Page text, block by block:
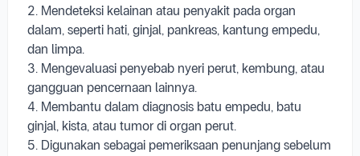
2. Mendeteksi kelainan atau penyakit pada organ
dalam, seperti hati, ginjal, pankreas, kantung empedu,
dan limpa.
3. Mengevaluasi penyebab nyeri perut, kembung, atau
gangguan pencernaan lainnya.
4. Membantu dalam diagnosis batu empedu, batu
ginjal, kista, atau tumor di organ perut.
5. Digunakan sebagai pemeriksaan penunjang sebelum